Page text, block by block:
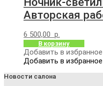
Авторская
6 500,00 р.
В корзину
Добавить в избранное
Добавить в избранное
Новости салона